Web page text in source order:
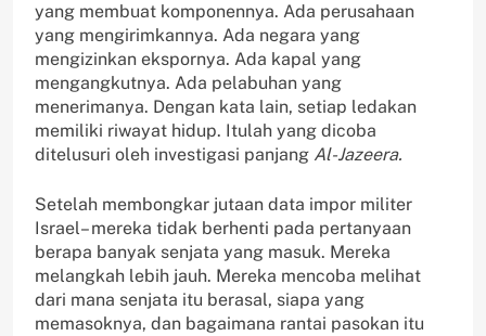
yang membuat komponennya. Ada perusahaan
yang mengirimkannya. Ada negara yang
mengizinkan ekspornya. Ada kapal yang
mengangkutnya. Ada pelabuhan yang
menerimanya. Dengan kata lain, setiap ledakan
memiliki riwayat hidup. Itulah yang dicoba
ditelusuri oleh investigasi panjang Al-Jazeera.
Setelah membongkar jutaan data impor militer
Israel– mereka tidak berhenti pada pertanyaan
berapa banyak senjata yang masuk. Mereka
melangkah lebih jauh. Mereka mencoba melihat
dari mana senjata itu berasal, siapa yang
memasoknya, dan bagaimana rantai pasokan itu